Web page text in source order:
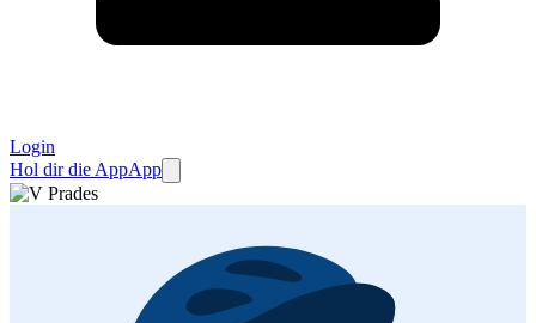
Login
Hol dir die AppApp